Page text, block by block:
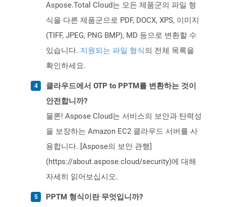
Aspose.Total Cloud는 모든 제품군의 파일 형
식을 다른 제품군으로 PDF, DOCX, XPS, 이미지
(TIFF, JPEG, PNG BMP), MD 등으로 변환할 수
있습니다. 지원되는 파일 형식의 전체 목록을
확인하세요.
클라우드에서 OTP to PPTM를 변환하는 것이
안전합니까?
물론! Aspose Cloud는 서비스의 보안과 탄력성
을 보장하는 Amazon EC2 클라우드 서버를 사
용합니다. [Aspose의 보안 관행]
(https://about.aspose.cloud/security)에 대해
자세히 읽어보십시오.
PPTM 형식이란 무엇입니까?